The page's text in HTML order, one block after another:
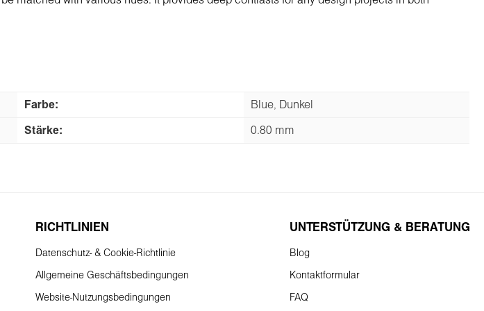
Fаrbe: Blue, Dunkel
Stärke: 0.80 mm
RICHTLINIEN
Datenschutz- & Cookie-Richtlinie
Allgemeine Geschäftsbedingungen
Website-Nutzungsbedingungen
UNTERSTÜTZUNG & BERATUNG
Blog
Kontaktformular
FAQ